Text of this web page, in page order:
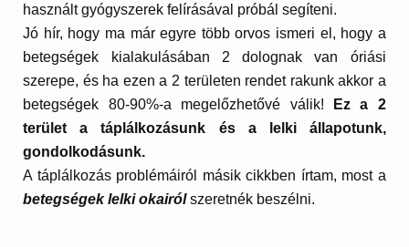
használt gyógyszerek felírásával próbál segíteni.
Jó hír, hogy ma már egyre több orvos ismeri el, hogy a
betegségek kialakulásában 2 dolognak van óriási
szerepe, és ha ezen a 2 területen rendet rakunk akkor a
betegségek 80-90%-a megelőzhetővé válik!
Ez a 2
terület a táplálkozásunk és a lelki állapotunk,
gondolkodásunk.
A táplálkozás problémáiról másik cikkben írtam, most a
betegségek lelki okairólszeretnék beszélni.